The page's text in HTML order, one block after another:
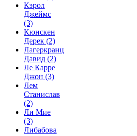
Кэрол
Джеймс
(3)
Кюнскен
Дерек (2)
Лагеркранц
Давид (2)
Ле Карре
Джон (3)
Лем
Станислав
(2)
Ли Мие
(3)
Либабова